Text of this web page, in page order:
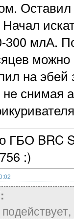
300 млА.
можно
на эбей
снимая
ГБО BRC
:)